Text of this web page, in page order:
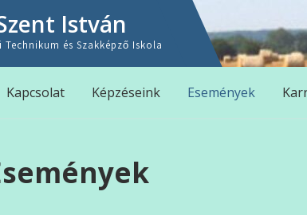
István
és Szakképző Iskola
Kapcsolat Képzéseink Események